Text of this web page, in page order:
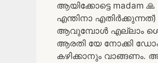
ആയിക്കോട്ടെ madam
എന്തിനാ
ആവുമ്പോൾ എല്ലാം
ആരതി യേ നോക്കി
കഴിക്കാനും